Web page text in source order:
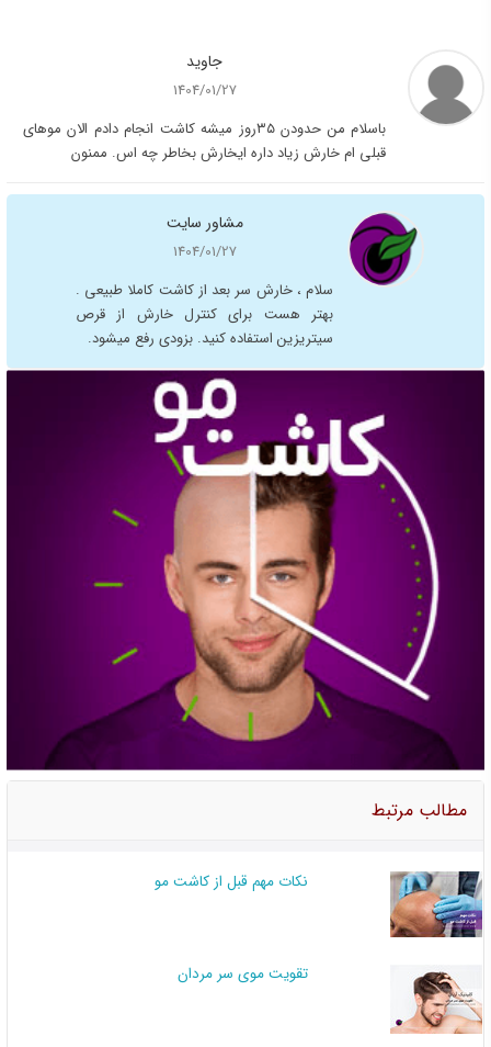
جاوید
1404/01/27
باسلام من حدودن ۳۵روز میشه کاشت انجام دادم الان موهای
قبلی ام خارش زیاد داره ایخارش بخاطر چه اس. ممنون
مشاور سایت
1404/01/27
سلام ، خارش سر بعد از کاشت کاملا طبیعی .
بهتر هست برای کنترل خارش از قرص
سیتریزین استفاده کنید. بزودی رفع میشود.
مطالب مرتبط
نکات مهم قبل از کاشت مو
تقویت موی سر مردان